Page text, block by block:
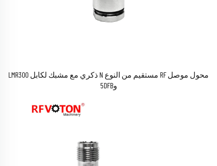
محول موصل RF مستقيم من النوع N ذكري مع مشبك لكابل LMR300
و5DFB